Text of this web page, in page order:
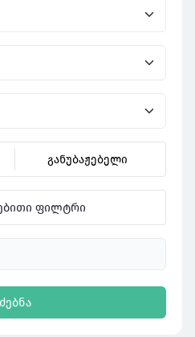
განუბაჟებელი
ფილტრი
ძებნა